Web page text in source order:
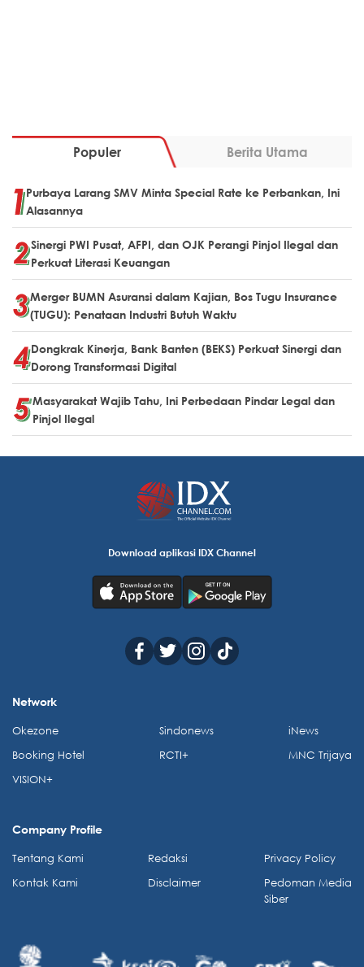
Populer Berita Utama
Purbaya Larang SMV Minta Special Rate ke Perbankan, Ini
Alasannya
Sinergi PWI Pusat, AFPI, dan OJK Perangi Pinjol Ilegal dan
Perkuat Literasi Keuangan
Merger BUMN Asuransi dalam Kajian, Bos Tugu Insurance
(TUGU): Penataan Industri Butuh Waktu
Dongkrak Kinerja, Bank Banten (BEKS) Perkuat Sinergi dan
Dorong Transformasi Digital
Masyarakat Wajib Tahu, Ini Perbedaan Pindar Legal dan
Pinjol Ilegal
Download aplikasi IDX Channel
Network
Okezone
Booking Hotel
VISION+
Sindonews
RCTI+
iNews
MNC Trijaya
Company Profile
Tentang Kami
Kontak Kami
Redaksi
Disclaimer
Privacy Policy
Pedoman Media
Siber